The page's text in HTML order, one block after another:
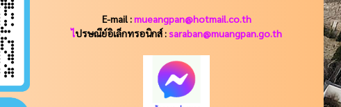
E-mail :mueangpan@hotmail.co.th
ไปรษณีย์อิเล็กทรอนิกส์ :saraban@muangpan.go.th